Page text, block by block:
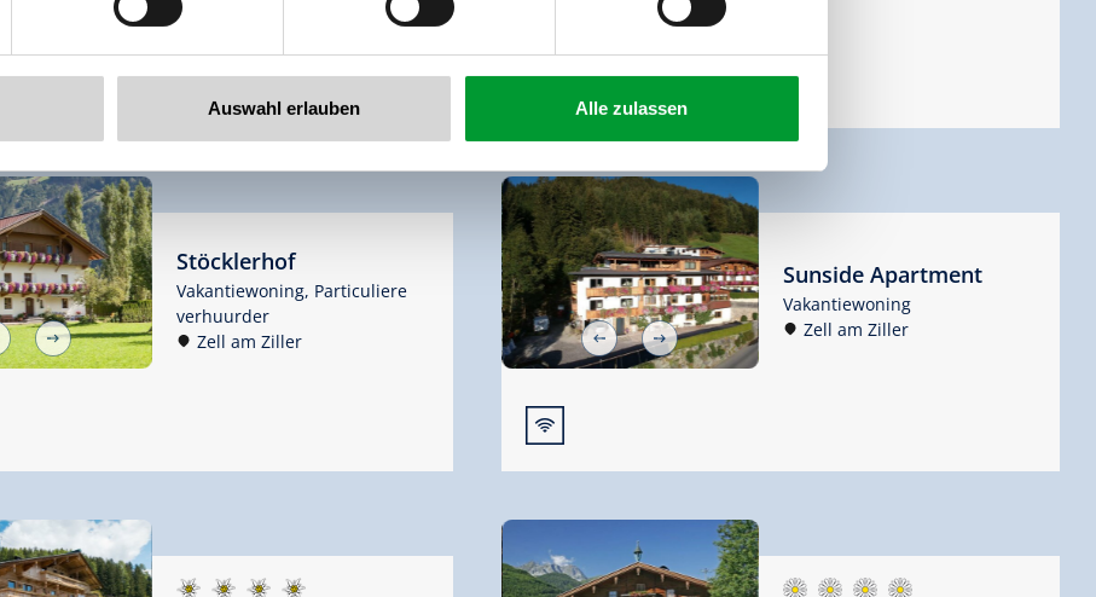
Auswahl erlauben Alle zulassen
/ 27 Ratings
🜉
Stöcklerhof
Vakantiewoning, Particuliere
verhuurder
Zell am Ziller
Sunside Apartment
Vakantiewoning
Zell am Ziller
🜉